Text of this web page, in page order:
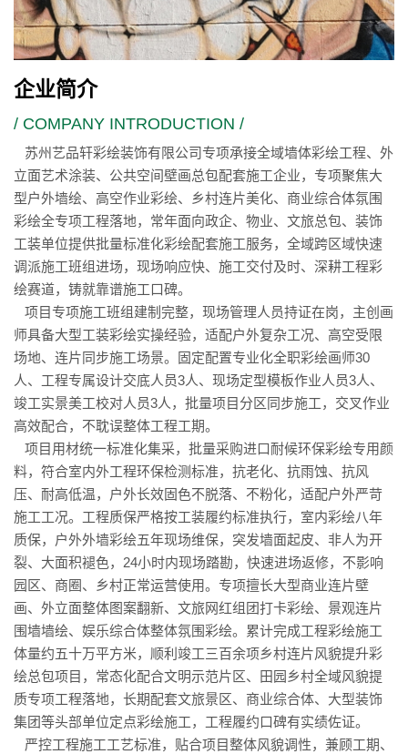
企业简介
/ COMPANY INTRODUCTION /
苏州艺品轩彩绘装饰有限公司专项承接全域墙体彩绘工程、外
立面艺术涂装、公共空间壁画总包配套施工企业，专项聚焦大
型户外墙绘、高空作业彩绘、乡村连片美化、商业综合体氛围
彩绘全专项工程落地，常年面向政企、物业、文旅总包、装饰
工装单位提供批量标准化彩绘配套施工服务，全域跨区域快速
调派施工班组进场，现场响应快、施工交付及时、深耕工程彩
绘赛道，铸就靠谱施工口碑。
项目专项施工班组建制完整，现场管理人员持证在岗，主创画
师具备大型工装彩绘实操经验，适配户外复杂工况、高空受限
场地、连片同步施工场景。固定配置专业化全职彩绘画师30
人、工程专属设计交底人员3人、现场定型模板作业人员3人、
竣工实景美工校对人员3人，批量项目分区同步施工，交叉作业
高效配合，不耽误整体工程工期。
项目用材统一标准化集采，批量采购进口耐候环保彩绘专用颜
料，符合室内外工程环保检测标准，抗老化、抗雨蚀、抗风
压、耐高低温，户外长效固色不脱落、不粉化，适配户外严苛
施工工况。工程质保严格按工装履约标准执行，室内彩绘八年
质保，户外外墙彩绘五年现场维保，突发墙面起皮、非人为开
裂、大面积褪色，24小时内现场踏勘，快速进场返修，不影响
园区、商圈、乡村正常运营使用。专项擅长大型商业连片壁
画、外立面整体图案翻新、文旅网红组团打卡彩绘、景观连片
围墙墙绘、娱乐综合体整体氛围彩绘。累计完成工程彩绘施工
体量约五十万平方米，顺利竣工三百余项乡村连片风貌提升彩
绘总包项目，常态化配合文明示范片区、田园乡村全域风貌提
质专项工程落地，长期配套文旅景区、商业综合体、大型装饰
集团等头部单位定点彩绘施工，工程履约口碑有实绩佐证。
严控工程施工工艺标准，贴合项目整体风貌调性，兼顾工期、